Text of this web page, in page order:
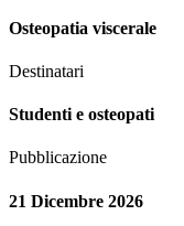
Osteopatia viscerale
Destinatari
Studenti e osteopati
Pubblicazione
21 Dicembre 2026